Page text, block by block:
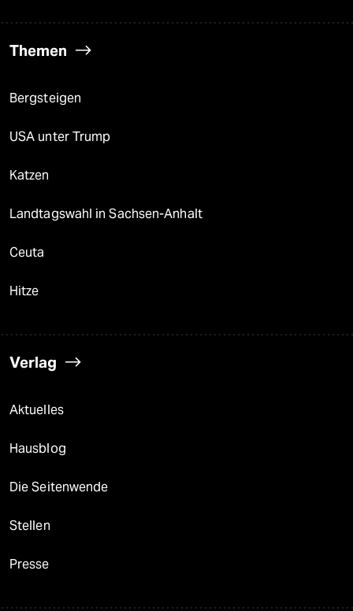
Themen
Bergsteigen
USA unter Trump
Katzen
Landtagswahl in Sachsen-Anhalt
Ceuta
Hitze
Verlag
Aktuelles
Hausblog
Die Seitenwende
Stellen
Presse